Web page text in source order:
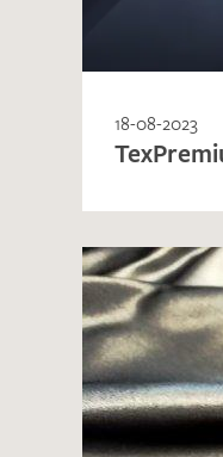
Es
Sie
18-08-2023